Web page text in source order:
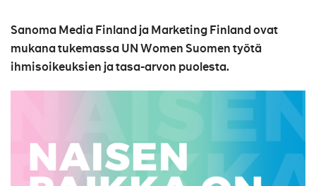
Sanoma Media Finland ja Marketing Finland ovat
mukana tukemassa UN Women Suomen työtä
ihmisoikeuksien ja tasa-arvon puolesta.